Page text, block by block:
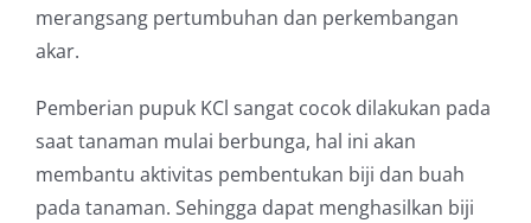
merangsang pertumbuhan dan perkembangan
akar.
Pemberian pupuk KCl sangat cocok dilakukan pada
saat tanaman mulai berbunga, hal ini akan
membantu aktivitas pembentukan biji dan buah
pada tanaman. Sehingga dapat menghasilkan biji